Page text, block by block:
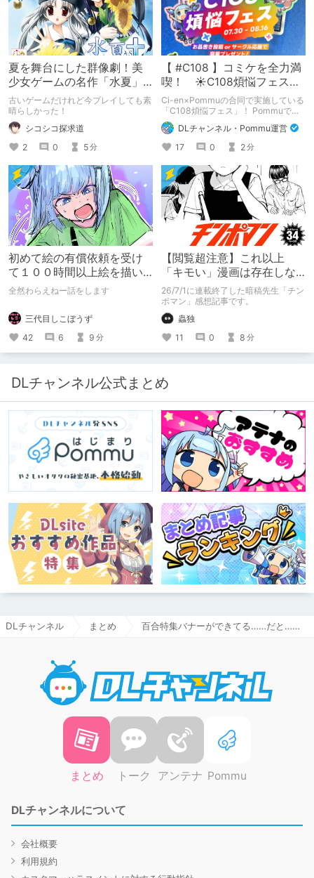
夏を舞台にした群像劇！美
少女ゲームの名作「水夏」
を今こそ！
古いゲームだけれど今プレイしても素
晴らしかった！
シコシコ探求道
2
0 5分
【 #C108 】コミケを全力満
喫！ ☀C108煩悩フェス☀
Pommu版のご案内
Ci-en×Pommuの合同で実施している
「C108煩悩フェス」！ Pommuでの
参加方法について、改めてこちらでも
ご案内いたします！
DLチャンネル・Pommu運営
17
0 2分
初めて絵の有償依頼を受け
て１００時間以上絵を描い
た話
全然わらえねー話をします
三代目しこぼうず
42
6 9 分
【閲覧超注意】これ以上
「キモい」漫画は存在しな
い？チンポマンとかいう
「魂の殺人」の完成形
26/7/1に連載終了した暗稿先生「チン
ポマン」感想記事です。
蟲独
11
0 8 分
DLチャンネル公式まとめ
DLチャンネル まとめ 百合特集バナーができてる……だと……
まとめ トーク アンテナ Pommu
DLチャンネルについて
会社概要
利用規約